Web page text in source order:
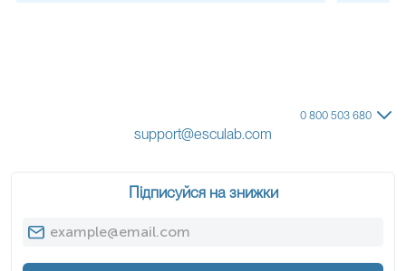
0 800 503 680
support@esculab.com
Підписуйся на знижки